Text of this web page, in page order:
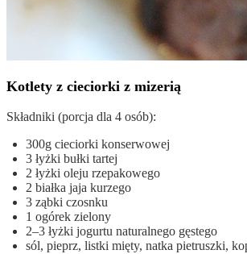
Kotlety z cieciorki z mizerią
Składniki (porcja dla 4 osób):
300g cieciorki konserwowej
3 łyżki bułki tartej
2 łyżki oleju rzepakowego
2 białka jaja kurzego
3 ząbki czosnku
1 ogórek zielony
2–3 łyżki jogurtu naturalnego gęstego
sól, pieprz, listki mięty, natka pietruszki,